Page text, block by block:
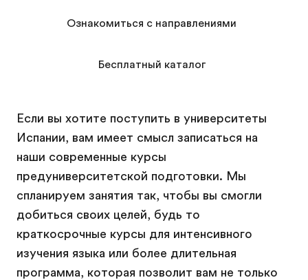
Если вы хотите поступить в университеты
Испании, вам имеет смысл записаться на
наши современные курсы
предуниверситетской подготовки. Мы
спланируем занятия так, чтобы вы смогли
добиться своих целей, будь то
краткосрочные курсы для интенсивного
изучения языка или более длительная
программа, которая позволит вам не только
Ознакомиться с направлениями
Бесплатный каталог